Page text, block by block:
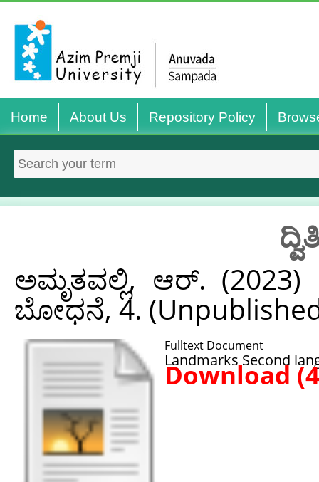
Home About Us Repository Policy
ಅಮೃತವಲ್ಲಿ, ಆರ್.‌ (2023)
ಬೋಧನೆ, 4.
Fulltext Document
Landmarks Second
Download